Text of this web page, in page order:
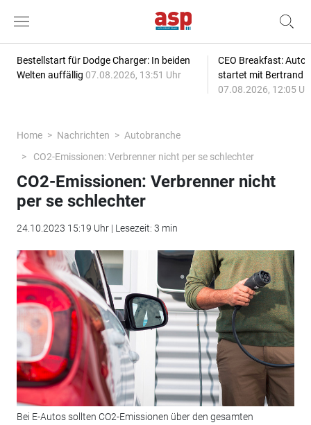
Bestellstart für Dodge Charger: In beiden
Welten auffällig 07.08.2026, 13:51 Uhr
CEO Breakfast:
startet mit Bertrand
07.08.2026, 12:05
Home Nachrichten
Autobranche
CO2-Emissionen: Verbrenner nicht per se schlechter
CO2-Emissionen: Verbrenner nicht
per se schlechter
24.10.2023 15:19 Uhr | Lesezeit: 3 min
Bei E-Autos sollten CO2-Emissionen über den gesamten